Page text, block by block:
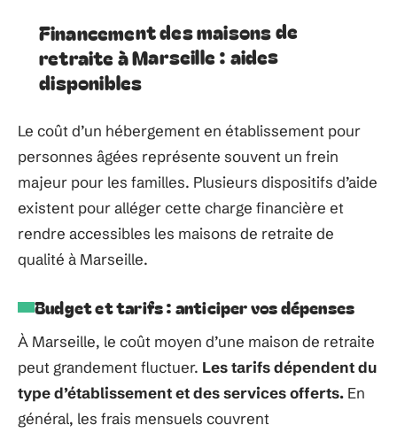
Financement des maisons de
retraite à Marseille : aides
disponibles
Le coût d’un hébergement en établissement pour
personnes âgées représente souvent un frein
majeur pour les familles. Plusieurs dispositifs d’aide
existent pour alléger cette charge financière et
rendre accessibles les maisons de retraite de
qualité à Marseille.
Budget et tarifs : anticiper vos dépenses
À Marseille, le coût moyen d’une maison de retraite
peut grandement fluctuer. Les tarifs dépendent du
type d’établissement et des services offerts. En
général, les frais mensuels couvrent